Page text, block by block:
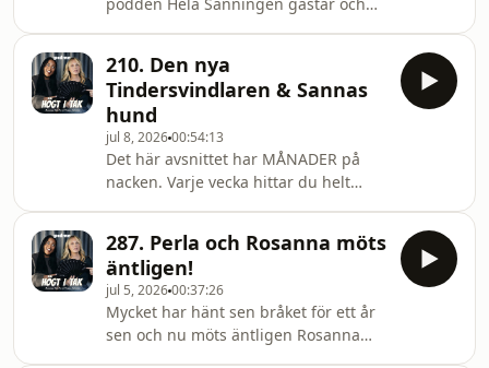
Emils fas som epa-raggare.&nbsp;
210. Den nya
Tindersvindlaren & Sannas
hund
jul 8, 202600:54:13
Det här avsnittet har MÅNADER på
nacken. Varje vecka hittar du helt
i 14 dagar - signa upp dig på
podme.com!
287. Perla och Rosanna möts
äntligen!
jul 5, 202600:37:26
Mycket har hänt sen bråket för ett år
sen och nu möts äntligen Rosanna